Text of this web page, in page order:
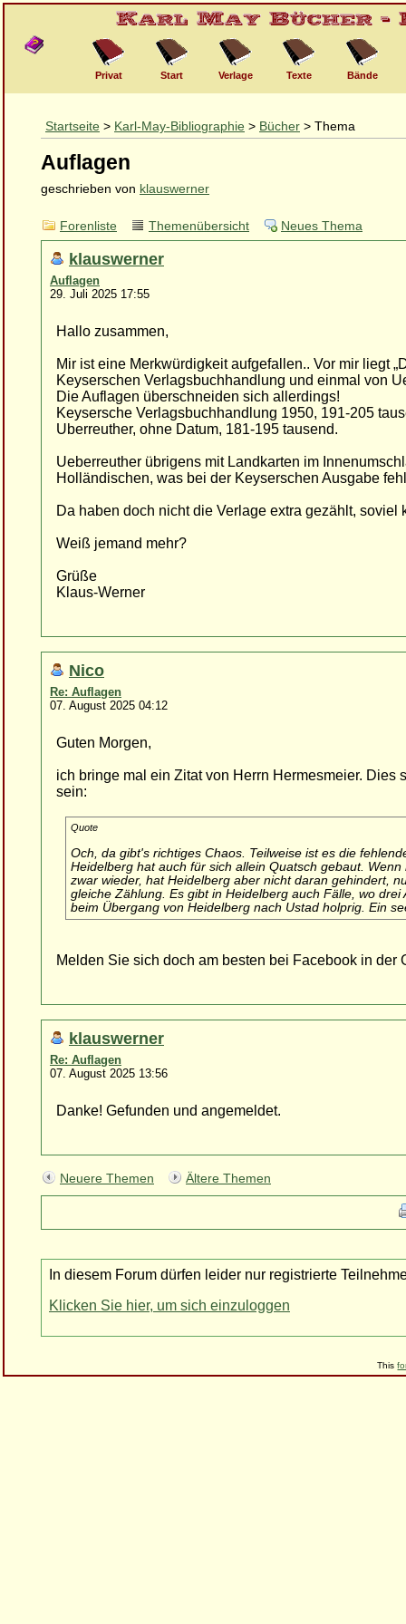
Privat Start Verlage Texte Bände
Startseite > Karl-May-Bibliographie > Bücher > Thema
Auflagen
geschrieben von klauswerner
Forenliste Themenübersicht Neues Thema
klauswerner
Auflagen
29. Juli 2025 17:55
Hallo zusammen,
Mir ist eine Merkwürdigkeit aufgefallen.. Vor mir liegt
Keyserschen Verlagsbuchhandlung und einmal von
Die Auflagen überschneiden sich allerdings!
Keysersche Verlagsbuchhandlung 1950, 191-205
Uberreuther, ohne Datum, 181-195 tausend.
Ueberreuther übrigens mit Landkarten im
Holländischen, was bei der Keyserschen Ausgabe
Da haben doch nicht die Verlage extra gezählt,
Weiß jemand mehr?
Grüße
Klaus-Werner
Nico
Re: Auflagen
07. August 2025 04:12
Guten Morgen,
ich bringe mal ein Zitat von Herrn Hermesmeier. Dies
sein:
Quote
Och, da gibt's richtiges Chaos. Teilweise ist es die
Heidelberg hat auch für sich allein Quatsch gebaut.
zwar wieder, hat Heidelberg aber nicht daran gehindert,
gleiche Zählung. Es gibt in Heidelberg auch Fälle, wo
beim Übergang von Heidelberg nach Ustad holprig. Ein
Melden Sie sich doch am besten bei Facebook in
klauswerner
Re: Auflagen
07. August 2025 13:56
Danke! Gefunden und angemeldet.
Neuere Themen Ältere Themen
In diesem Forum dürfen leider nur registrierte
Klicken Sie hier, um sich einzuloggen
This